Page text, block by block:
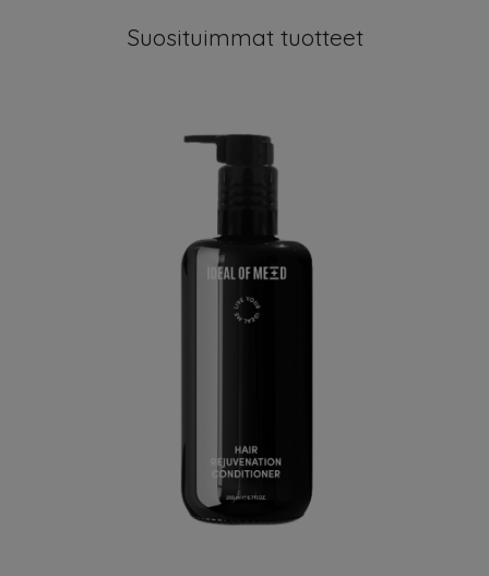
Suosituimmat tuotteet